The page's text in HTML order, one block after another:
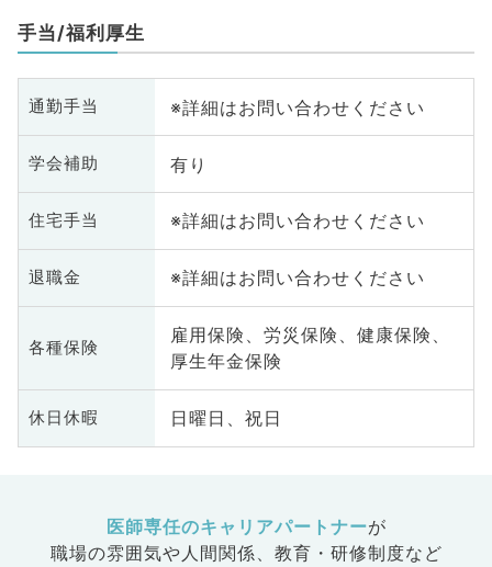
手当/福利厚生
通勤手当 ※詳細はお問い合わせください
学会補助 有り
住宅手当 ※詳細はお問い合わせください
退職金 ※詳細はお問い合わせください
各種保険
雇用保険、労災保険、健康保険、
厚生年金保険
休日休暇 日曜日、祝日
医師専任のキャリアパートナーが
職場の雰囲気や人間関係、 教育・研修制度など